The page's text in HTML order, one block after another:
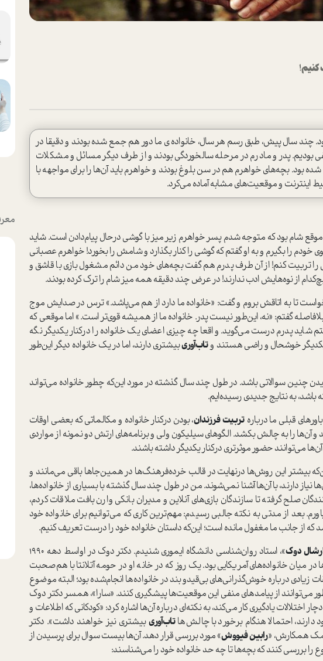
کنیم!
چند سال پیش، طبق رسم هر سال، خانواده ی ما دور هم جمع شده بودند و دقیقا در
بودیم. پدر و مادرم در مرحله سالخوردگی بودند و از طرف دیگر مسائل و مشکلات
بچه‌های خواهرم هم در سن بلوغ بودند و خواهرم باید آن‌ها را برای مواجهه با
اینترنت و موقعیت‌های مشابه آماده می‌کرد.
شام بود که متوجه شدم پسر خواهرم زیر میز با گوشی در‌حال پیام‌دادن ا‌ست. شاید
خودم را بگیرم و به او گفتم که گوشی را کنار بگذارد و شامش را بخورد! خواهرم عصبانی
تربیت کنم! از آن طرف پدرم هم گفت بچه‌های خود من دائم مشغول بازی با قاشق و
از نوه‌هایش ادب ندارند! در عرض چند دقیقه همه میز شام را ترک کرده بودند.
تا به اتاقش بروم و گفت‌: «خانواده ما دارد از هم می‌پاشد.» ترس در صدایش موج
بلافاصله گفتم: «نه، این‌طور نیست پدر. خانواده ما از همیشه قوی‌تر ا‌ست.» اما موقعی که
شاید پدرم درست می‌گوید. واقعا چه چیزی اعضای یک خانواده را در‌کنار یکدیگر نگه
یکدیگر خوشحال و راضی هستند‌ وتاب‌آوریبیشتری دارند‌، اما در یک خانواده دیگر این‌طور
چنین سوالاتی باشد. در طول چند سال گذشته در مورد این‌که چطور خانواده می‌تواند
باشد، به نتایج جدیدی رسیده‌ایم.
قبلی ما درباره تربیت فرزندان، بودن در‌کنار خانواده و مکالماتی که بعضی اوقات
آن‌ها را به چالش بکشد. الگوهای سیلیکون‌ ولی و برنامه‌های ارتش دو نمونه از مواردی
می‌توانند حضور موثر‌تری در‌کنار یکدیگر داشته باشند.
بیشتر این روش‌ها در‌نهایت در قالب خرده‌فرهنگ‌ها در همین‌جاها باقی می‌مانند و
نیاز دارند‌، با آن‌ها آشنا نمی‌شوند. من در طول چند سال گذشته با بسیاری از خانواده‌ها،
صلح گرفته تا سازندگان بازی‌های آنلاین و مدیران بانکی وارن بافت ملاقات کردم،
بعد از مدتی به نکته جالبی رسیدم: مهم‌ترین کاری که می‌توانیم برای خانواده خود
که از جانب ما مغفول مانده ا‌ست؛ این‌که دا‌ستان خانواده خود را درست تعریف کنیم.
دوک
»، ا‌ستاد روان‌شناسی دانشگاه ایموری شنیدم. دکتر دوک در اواسط دهه 1990
میان خانواده‌های آمریکایی بود. یک روز که در خانه او در حومه آتلانتا با هم‌صحبت
زیادی درباره خوش‌گذرانی‌های بی‌قید‌و‌بند در خانواده‌ها انجام‌شده بود؛ البته موضوع
می‌توانند از پیامد‌های منفی این موقعیت‌ها پیشگیری کنند. «سارا»، همسر دکتر دوک
اختلالات یادگیری کار می‌کند، به نکته‌ای درباره آن‌ها اشاره کرد: «کودکانی که اطلاعات و
دارند‌، احتمالا هنگام برخورد با چالش‌هاتاب‌آوریبیشتری نیز خواهند داشت». دکتر
کمک همکارش، «رابین فیووش» مورد بررسی قرار دهد. آن‌ها بیست سوال برای پرسیدن از
را بررسی کنند که بچه‌ها تا چه حد خانواده خود را می‌شناسند: